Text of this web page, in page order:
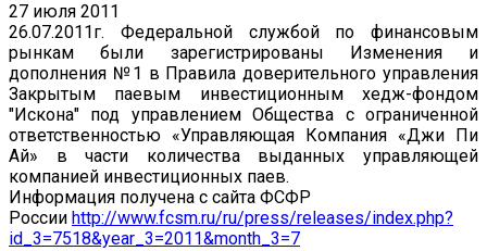
27 июля 2011
26.07.2011г. Федеральной службой по финансовым
рынкам были зарегистрированы Изменения и
дополнения №1 в Правила доверительного управления
Закрытым паевым инвестиционным хедж-фондом
"Искона" под управлением Общества с ограниченной
ответственностью «Управляющая Компания «Джи Пи
Ай» в части количества выданных управляющей
компанией инвестиционных паев.
Информация получена с сайта ФСФР
России http://www.fcsm.ru/ru/press/releases/index.php?
id_3=7518&year_3=2011&month_3=7